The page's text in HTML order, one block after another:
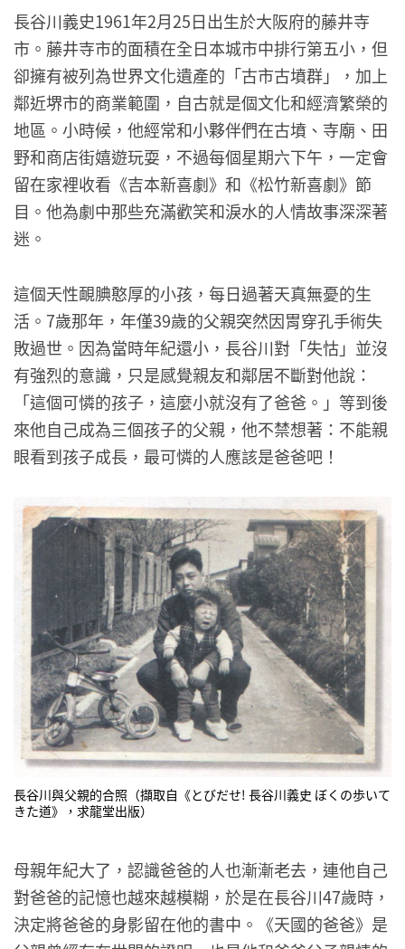
長谷川義史1961年2月25日出生於大阪府的藤井寺
市。藤井寺市的面積在全日本城市中排行第五小，但
卻擁有被列為世界文化遺產的「古市古墳群」，加上
鄰近堺市的商業範圍，自古就是個文化和經濟繁榮的
地區。小時候，他經常和小夥伴們在古墳、寺廟、田
野和商店街嬉遊玩耍，不過每個星期六下午，一定會
留在家裡收看《吉本新喜劇》和《松竹新喜劇》節
目。他為劇中那些充滿歡笑和淚水的人情故事深深著
迷。
這個天性靦腆憨厚的小孩，每日過著天真無憂的生
活。7歲那年，年僅39歲的父親突然因胃穿孔手術失
敗過世。因為當時年紀還小，長谷川對「失怙」並沒
有強烈的意識，只是感覺親友和鄰居不斷對他說：
「這個可憐的孩子，這麼小就沒有了爸爸。」等到後
來他自己成為三個孩子的父親，他不禁想著：不能親
眼看到孩子成長，最可憐的人應該是爸爸吧！
長谷川與父親的合照（擷取自《とびだせ! 長谷川義史 ぼくの歩いて
きた道》，求龍堂出版）
母親年紀大了，認識爸爸的人也漸漸老去，連他自己
對爸爸的記憶也越來越模糊，於是在長谷川47歲時，
決定將爸爸的身影留在他的書中。《天國的爸爸》是